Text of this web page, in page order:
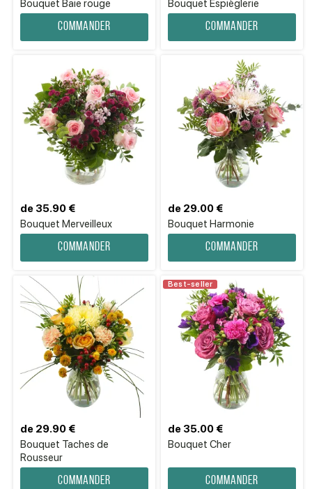
Bouquet Baie rouge
Commander
Bouquet Espièglerie
Commander
Bouquet Merveilleux
de 35.90 €
Commander
Bouquet Harmonie
de 29.00 €
Commander
Bouquet Taches de
Rousseur
de 29.90 €
Commander
Best-seller
Bouquet Cher
de 35.00 €
Commander